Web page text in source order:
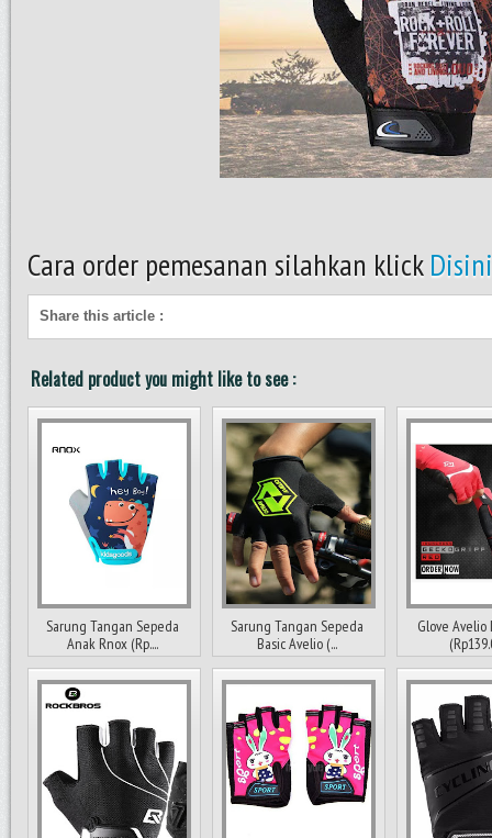
Cara order pemesanan silahkan klickDisini
Share this article :
Related product you might like to see :
Sarung Tangan Sepeda
Anak Rnox (Rp....
Sarung Tangan Sepeda
Basic Avelio (...
Glove Avelio